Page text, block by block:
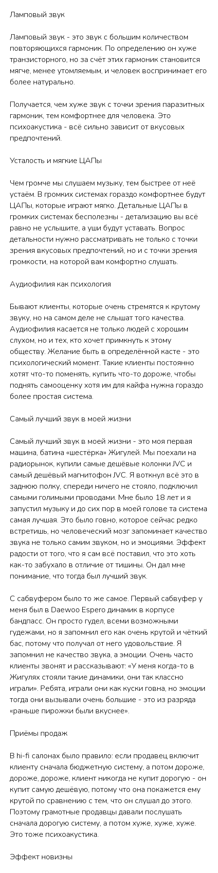
Ламповый звук
Ламповый звук - это звук с большим количеством
повторяющихся гармоник. По определению он хуже
транзисторного, но за счёт этих гармоник становится
мягче, менее утомляемым, и человек воспринимает его
более натурально.
Получается, чем хуже звук с точки зрения паразитных
гармоник, тем комфортнее для человека. Это
психоакустика - всё сильно зависит от вкусовых
предпочтений.
Усталость и мягкие ЦАПы
Чем громче мы слушаем музыку, тем быстрее от неё
устаём. В громких системах гораздо комфортнее будут
ЦАПы, которые играют мягко. Детальные ЦАПы в
громких системах бесполезны - детализацию вы всё
равно не услышите, а уши будут уставать. Вопрос
детальности нужно рассматривать не только с точки
зрения вкусовых предпочтений, но и с точки зрения
громкости, на которой вам комфортно слушать.
Аудиофилия как психология
Бывают клиенты, которые очень стремятся к крутому
звуку, но на самом деле не слышат того качества.
Аудиофилия касается не только людей с хорошим
слухом, но и тех, кто хочет примкнуть к этому
обществу. Желание быть в определённой касте - это
психологический момент. Такие клиенты постоянно
хотят что-то поменять, купить что-то дороже, чтобы
поднять самооценку хотя им для кайфа нужна гораздо
более простая система.
Самый лучший звук в моей жизни
Самый лучший звук в моей жизни - это моя первая
машина, батина «шестёрка» Жигулей. Мы поехали на
радиорынок, купили самые дешёвые колонки JVC и
самый дешёвый магнитофон JVC. Я воткнул всё это в
заднюю полку, спереди ничего не стояло, подключил
самыми голимыми проводами. Мне было 18 лет и я
запустил музыку и до сих пор в моей голове та система
самая лучшая. Это было говно, которое сейчас редко
встретишь, но человеческий мозг запоминает качество
звука не только самим звуком, но и эмоциями. Эффект
радости от того, что я сам всё поставил, что это хоть
как-то забухало в отличие от тишины. Он дал мне
понимание, что тогда был лучший звук.
С сабвуфером было то же самое. Первый сабвуфер у
меня был в Daewoo Espero динамик в корпусе
бандпасс. Он просто гудел, всеми возможными
гудежами, но я запомнил его как очень крутой и чёткий
бас, потому что получал от него удовольствие. Я
запомнил не качество звука, а эмоции. Очень часто
клиенты звонят и рассказывают: «У меня когда-то в
Жигулях стояли такие динамики, они так классно
играли». Ребята, играли они как куски говна, но эмоции
тогда они вызывали очень большие - это из разряда
«раньше пирожки были вкуснее».
Приёмы продаж
В hi-fi салонах было правило: если продавец включит
клиенту сначала бюджетную систему, а потом дороже,
дороже, дороже, клиент никогда не купит дорогую - он
купит самую дешёвую, потому что она покажется ему
крутой по сравнению с тем, что он слушал до этого.
Поэтому грамотные продавцы давали послушать
сначала дорогую систему, а потом хуже, хуже, хуже.
Это тоже психоакустика.
Эффект новизны